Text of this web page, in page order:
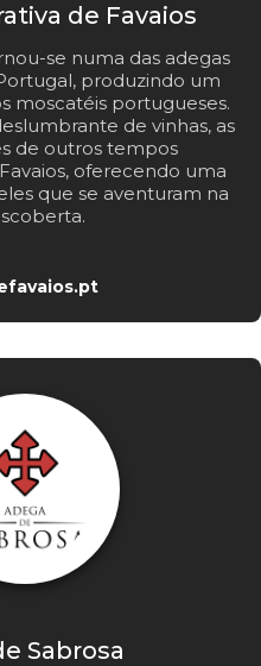
de Favaios
se numa das adegas
produzindo um
moscatéis portugueses.
de vinhas, as
de outros tempos
oferecendo uma
que se aventuram na
Sabrosa